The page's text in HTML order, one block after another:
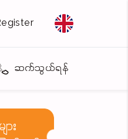
ဆက်သွယ်ရန်
ား